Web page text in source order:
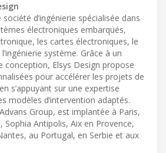
d’ingénierie spécialisée dans
électroniques embarqués,
les cartes électroniques, le
système. Grâce à un
conception, Elsys Design propose
pour accélérer les projets de
s’appuyant sur une expertise
modèles d’intervention adaptés.
Group, est implantée à Paris,
Sophia Antipolis, Aix en Provence,
au Portugal, en Serbie et aux